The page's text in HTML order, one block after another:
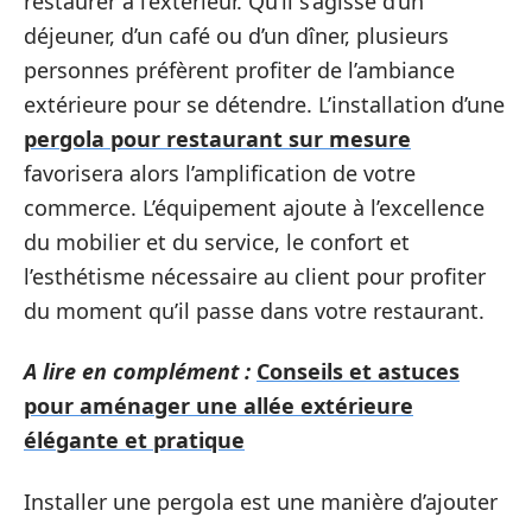
déjeuner, d’un café ou d’un dîner, plusieurs
personnes préfèrent profiter de l’ambiance
extérieure pour se détendre. L’installation d’une
pergola pour restaurant sur mesure
favorisera alors l’amplification de votre
commerce. L’équipement ajoute à l’excellence
du mobilier et du service, le confort et
l’esthétisme nécessaire au client pour profiter
du moment qu’il passe dans votre restaurant.
A lire en complément : Conseils et astuces
pour aménager une allée extérieure
élégante et pratique
Installer une pergola est une manière d’ajouter